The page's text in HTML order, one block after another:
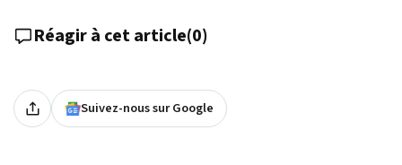
Réagir à cet article(0)
Suivez-nous sur Google